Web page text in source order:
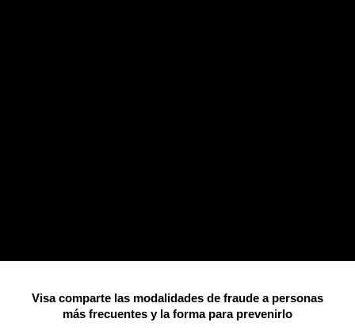
Visa comparte las modalidades de fraude a personas
más frecuentes y la forma para prevenirlo